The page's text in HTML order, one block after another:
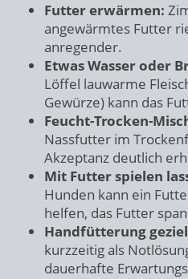
Futter erwärmen:
angewärmtes Futter
anregender.
Etwas Wasser oder
Löffel lauwarme
Gewürze) kann das
Feucht-Trocken-
Nassfutter im
Akzeptanz deutlich
Mit Futter spielen
Hunden kann ein
helfen, das Futter
Handfütterung
kurzzeitig als
dauerhafte